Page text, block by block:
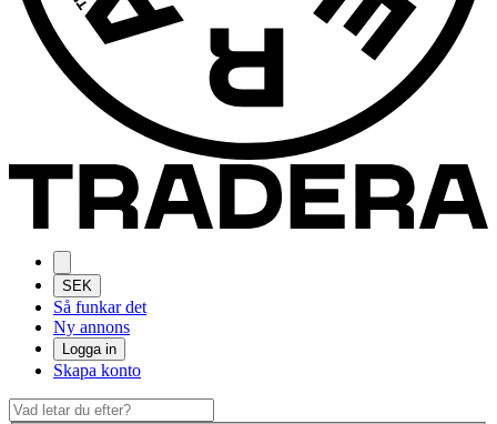
SEK
Så funkar det
Ny annons
Logga in
Skapa konto